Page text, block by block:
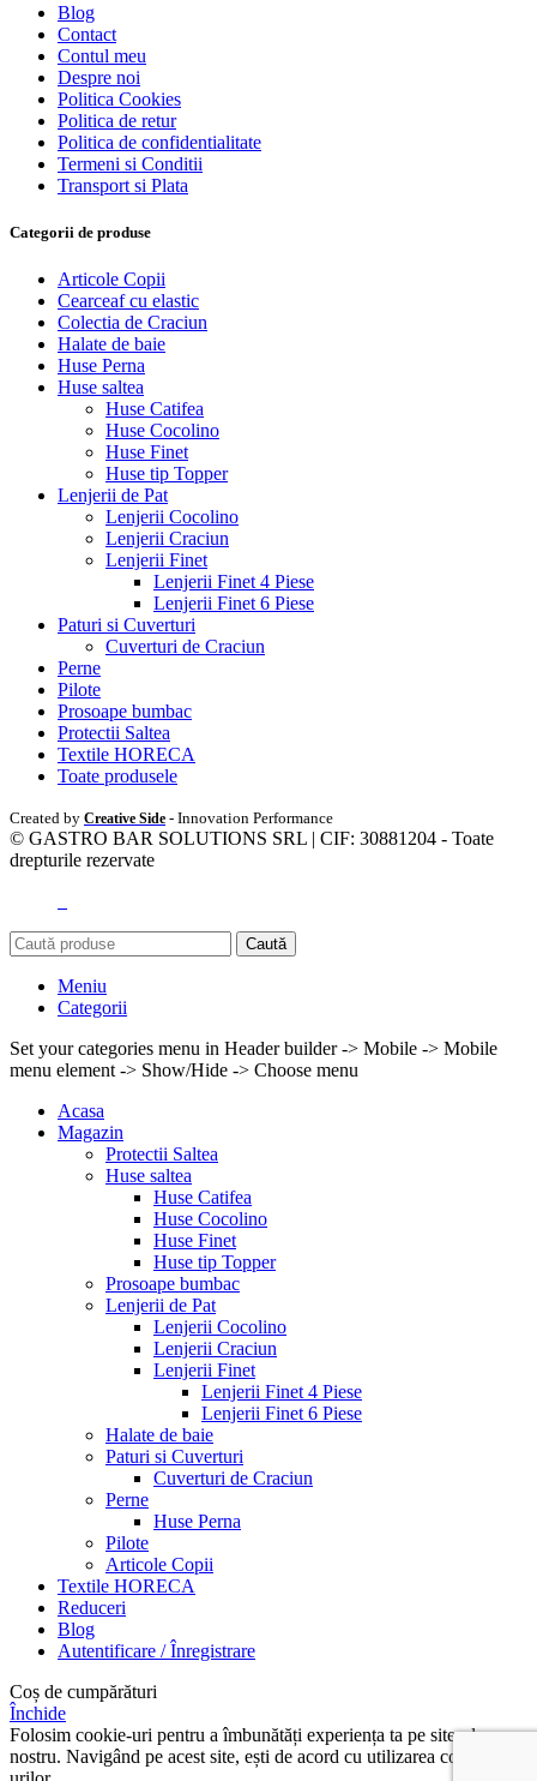
Blog
Contact
Contul meu
Despre noi
Politica Cookies
Politica de retur
Politica de confidentialitate
Termeni si Conditii
Transport si Plata
Categorii de produse
Articole Copii
Cearceaf cu elastic
Colectia de Craciun
Halate de baie
Huse Perna
Huse saltea
Huse Catifea
Huse Cocolino
Huse Finet
Huse tip Topper
Lenjerii de Pat
Lenjerii Cocolino
Lenjerii Craciun
Lenjerii Finet
Lenjerii Finet 4 Piese
Lenjerii Finet 6 Piese
Paturi si Cuverturi
Cuverturi de Craciun
Perne
Pilote
Prosoape bumbac
Protectii Saltea
Textile HORECA
Toate produsele
Created by Creative Side - Innovation Performance
© GASTRO BAR SOLUTIONS SRL | CIF: 30881204 - Toate
drepturile rezervate
Caută
Meniu
Categorii
Set your categories menu in Header builder -> Mobile -> Mobile
menu element -> Show/Hide -> Choose menu
Acasa
Magazin
Protectii Saltea
Huse saltea
Huse Catifea
Huse Cocolino
Huse Finet
Huse tip Topper
Prosoape bumbac
Lenjerii de Pat
Lenjerii Cocolino
Lenjerii Craciun
Lenjerii Finet
Lenjerii Finet 4 Piese
Lenjerii Finet 6 Piese
Halate de baie
Paturi si Cuverturi
Cuverturi de Craciun
Perne
Huse Perna
Pilote
Articole Copii
Textile HORECA
Reduceri
Blog
Autentificare / Înregistrare
Coș de cumpărături
Închide
Folosim cookie-uri pentru a îmbunătăți experiența ta pe site-ul
nostru. Navigând pe acest site, ești de acord cu utilizarea cookie-